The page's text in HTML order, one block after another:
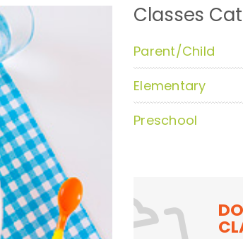
Classes
Parent/Child
Elementary
Preschool